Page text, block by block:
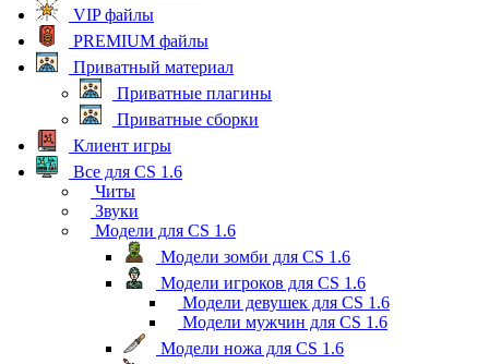
VIP файлы
PREMIUM файлы
Приватный материал
Приватные плагины
Приватные сборки
Клиент игры
Все для CS 1.6
Читы
Звуки
Модели для CS 1.6
Модели зомби для CS 1.6
Модели игроков для CS 1.6
Модели девушек для CS 1.6
Модели мужчин для CS 1.6
Модели ножа для CS 1.6